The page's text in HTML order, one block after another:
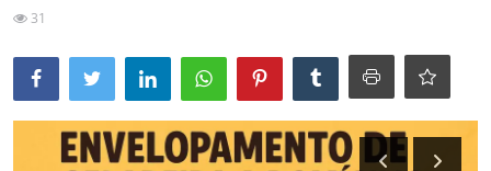
Galeria
31